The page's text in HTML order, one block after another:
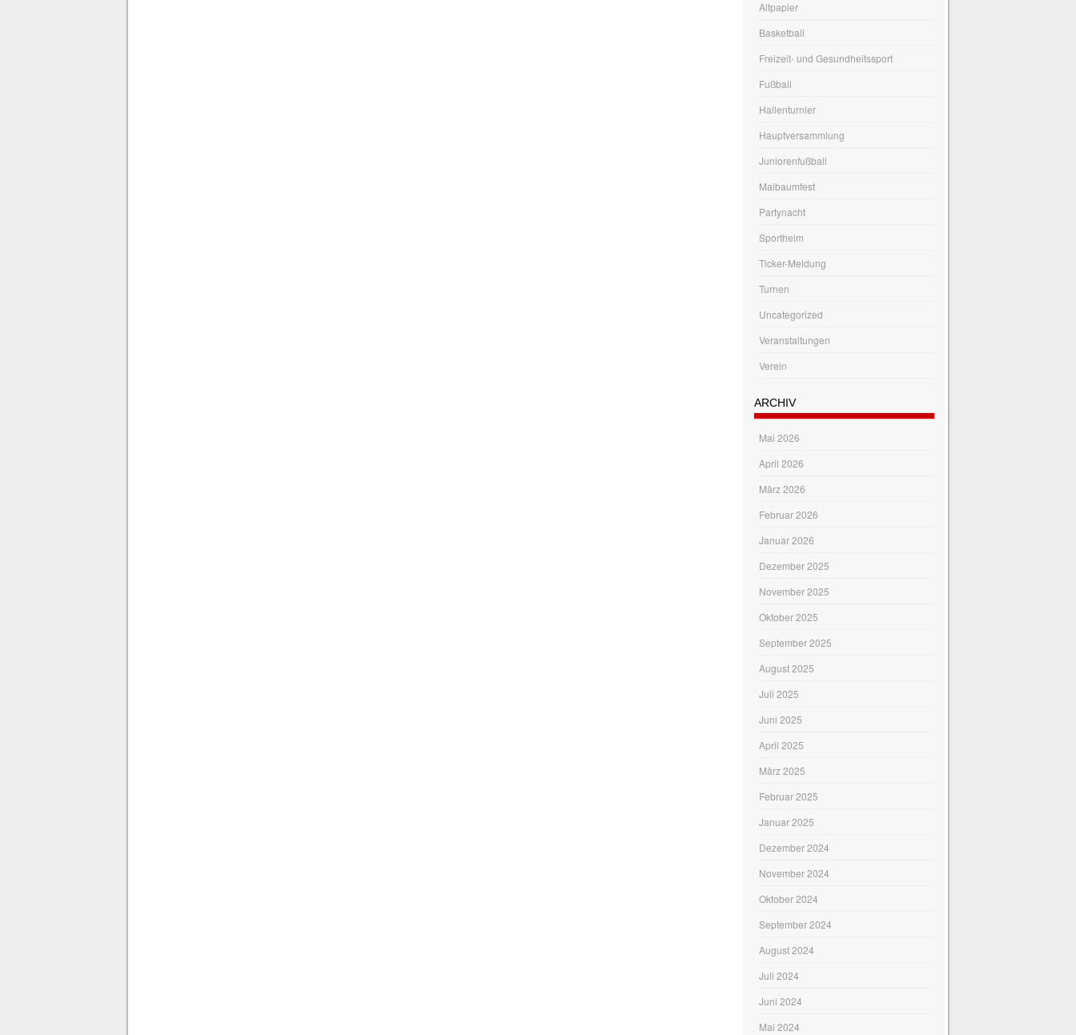
Altpapier
Basketball
Freizeit- und Gesundheitssport
Fußball
Hallenturnier
Hauptversammlung
Juniorenfußball
Maibaumfest
Partynacht
Sportheim
Ticker-Meldung
Turnen
Uncategorized
Veranstaltungen
Verein
ARCHIV
Mai 2026
April 2026
März 2026
Februar 2026
Januar 2026
Dezember 2025
November 2025
Oktober 2025
September 2025
August 2025
Juli 2025
Juni 2025
April 2025
März 2025
Februar 2025
Januar 2025
Dezember 2024
November 2024
Oktober 2024
September 2024
August 2024
Juli 2024
Juni 2024
Mai 2024